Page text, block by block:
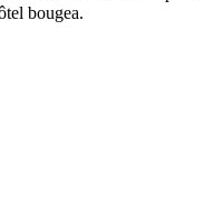
bougea.